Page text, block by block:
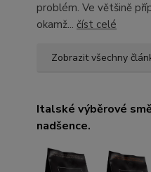
problém. Ve většině
okamž... číst celé
Zobrazit všechny
Italské výběrové
nadšence.